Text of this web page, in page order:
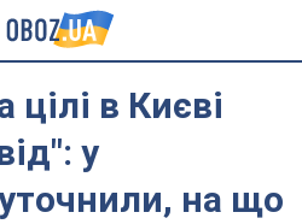
цілі в Києві
у
на що